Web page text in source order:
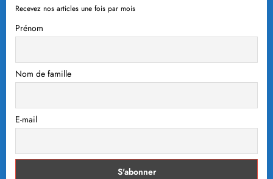
Recevez nos articles une fois par mois
Prénom
Nom de famille
E-mail